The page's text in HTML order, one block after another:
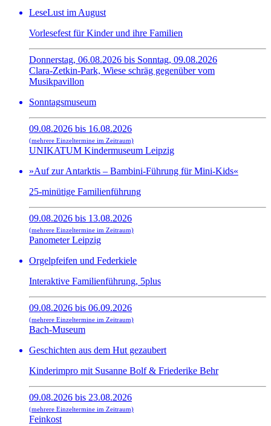
LeseLust im August
Vorlesefest für Kinder und ihre Familien
Donnerstag, 06.08.2026 bis Sonntag, 09.08.2026
Clara-Zetkin-Park, Wiese schräg gegenüber vom
Musikpavillon
Sonntagsmuseum
09.08.2026 bis 16.08.2026
(mehrere Einzeltermine im Zeitraum)
UNIKATUM Kindermuseum Leipzig
»Auf zur Antarktis – Bambini-Führung für Mini-Kids«
25-minütige Familienführung
09.08.2026 bis 13.08.2026
(mehrere Einzeltermine im Zeitraum)
Panometer Leipzig
Orgelpfeifen und Federkiele
Interaktive Familienführung, 5plus
09.08.2026 bis 06.09.2026
(mehrere Einzeltermine im Zeitraum)
Bach-Museum
Geschichten aus dem Hut gezaubert
Kinderimpro mit Susanne Bolf & Friederike Behr
09.08.2026 bis 23.08.2026
(mehrere Einzeltermine im Zeitraum)
Feinkost